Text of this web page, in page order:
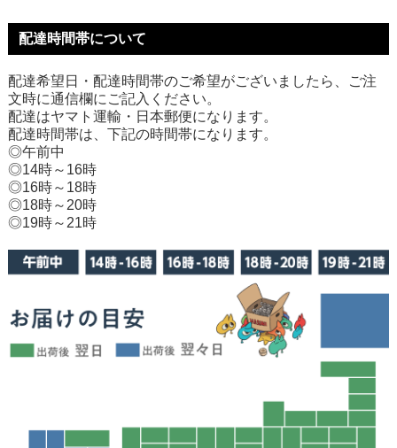
配達時間帯について
配達希望日・配達時間帯のご希望がございましたら、ご注
文時に通信欄にご記入ください。
配達はヤマト運輸・日本郵便になります。
配達時間帯は、下記の時間帯になります。
◎午前中
◎14時～16時
◎16時～18時
◎18時～20時
◎19時～21時